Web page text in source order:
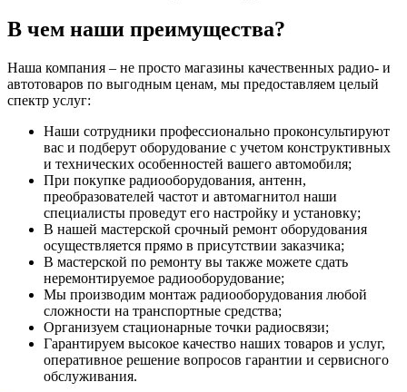
В чем наши преимущества?
Наша компания – не просто магазины качественных радио- и
автотоваров по выгодным ценам, мы предоставляем целый
спектр услуг:
Наши сотрудники профессионально проконсультируют
вас и подберут оборудование с учетом конструктивных
и технических особенностей вашего автомобиля;
При покупке радиооборудования, антенн,
преобразователей частот и автомагнитол наши
специалисты проведут его настройку и установку;
В нашей мастерской срочный ремонт оборудования
осуществляется прямо в присутствии заказчика;
В мастерской по ремонту вы также можете сдать
неремонтируемое радиооборудование;
Мы производим монтаж радиооборудования любой
сложности на транспортные средства;
Организуем стационарные точки радиосвязи;
Гарантируем высокое качество наших товаров и услуг,
оперативное решение вопросов гарантии и сервисного
обслуживания.